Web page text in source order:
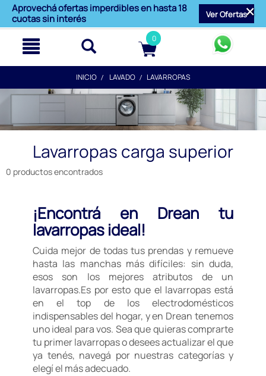
Aprovechá ofertas imperdibles en hasta 18
cuotas sin interés
Ver Ofertas
text.skipToContent
text.skipToNavigation
0
INICIO LAVADO LAVARROPAS
Lavarropas carga superior
0 productos encontrados
¡Encontrá en Drean tu
lavarropas ideal!
Cuida mejor de todas tus prendas y remueve
hasta las manchas más difíciles: sin duda,
esos son los mejores atributos de un
lavarropas.Es por esto que el lavarropas está
en el top de los electrodomésticos
indispensables del hogar, y en Drean tenemos
uno ideal para vos. Sea que quieras comprarte
tu primer lavarropas o desees actualizar el que
ya tenés, navegá por nuestras categorías y
elegí el más adecuado.